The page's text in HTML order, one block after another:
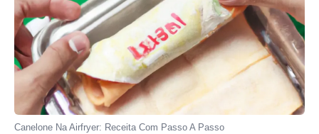
Canelone Na Airfryer: Receita Com Passo A Passo